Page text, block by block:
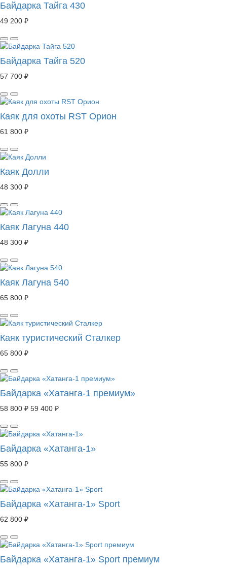
Байдарка Тайга 430
49 200 ₽
Байдарка Тайга 520
57 700 ₽
Каяк для охоты RST Орион
61 800 ₽
Каяк Долли
48 300 ₽
Каяк Лагуна 440
48 300 ₽
Каяк Лагуна 540
65 800 ₽
Каяк туристический Сталкер
65 800 ₽
Байдарка «Хатанга-1 премиум»
58 800 ₽ 59 400 ₽
Байдарка «Хатанга-1»
55 800 ₽
Байдарка «Хатанга-1» Sport
62 800 ₽
Байдарка «Хатанга-1» Sport премиум